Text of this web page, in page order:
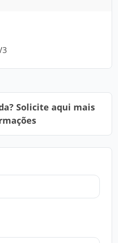
Solicite aqui mais